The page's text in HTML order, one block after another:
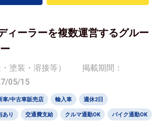
ィーラーを複数運営するグルー
塗装・溶接等）
掲載期間：
05/15
車/中古車販売店 輸入車 週休2日
あり 交通費支給 クルマ通勤OK バイク通勤OK